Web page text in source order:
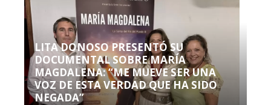
LITA DONOSO PRESENTÓ SU
DOCUMENTAL SOBRE MARÍA
MAGDALENA: “ME MUEVE SER UNA
VOZ DE ESTA VERDAD QUE HA SIDO
NEGADA”